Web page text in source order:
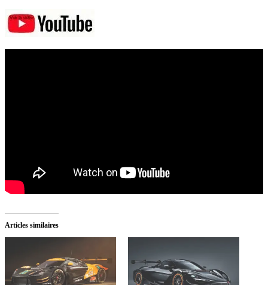
Articles similaires